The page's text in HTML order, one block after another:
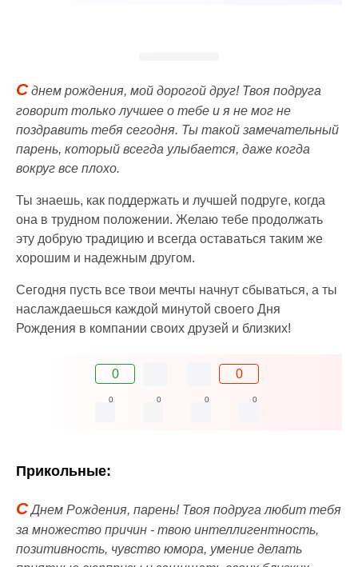
Сднем рождения, мой дорогой друг! Твоя подруга
говорит только лучшее о тебе и я не мог не
поздравить тебя сегодня. Ты такой замечательный
парень, который всегда улыбается, даже когда
вокруг все плохо.
Ты знаешь, как поддержать и лучшей подруге, когда
она в трудном положении. Желаю тебе продолжать
эту добрую традицию и всегда оставаться таким же
хорошим и надежным другом.
Сегодня пусть все твои мечты начнут сбываться, а ты
наслаждаешься каждой минутой своего Дня
Рождения в компании своих друзей и близких!
0 0
0 0 0 0
Прикольные:
СДнем Рождения, парень! Твоя подруга любит тебя
за множество причин - твою интеллигентность,
позитивность, чувство юмора, умение делать